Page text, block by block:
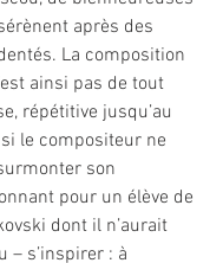
après des
La composition
ainsi pas de tout
répétitive jusqu’au
le compositeur ne
son
pour un élève de
dont il n’aurait
– s’inspirer : à